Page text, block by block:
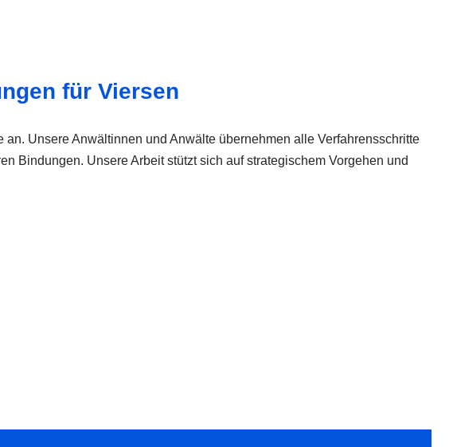
für Viersen
Unsere Anwältinnen und Anwälte übernehmen alle Verfahrensschritte
Bindungen. Unsere Arbeit stützt sich auf strategischem Vorgehen und